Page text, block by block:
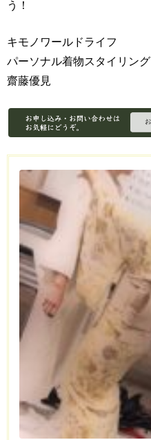
う！
キモノワールドライフ
パーソナル着物スタイリング
齋藤優見